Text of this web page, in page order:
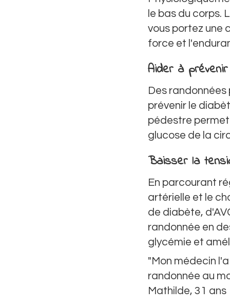
le bas du corps.
vous portez une
force et
Aider à
Des
prévenir le
pédestre
glucose de la
Baisser la
En parcourant
artérielle et le
de diabète,
randonnée en
glycémie et
"Mon médecin
randonnée au
Mathilde, 31 ans